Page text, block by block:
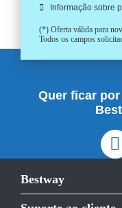
Informação sobre
(*) Oferta válida para
Todos os campos
Quer ficar
Bestway